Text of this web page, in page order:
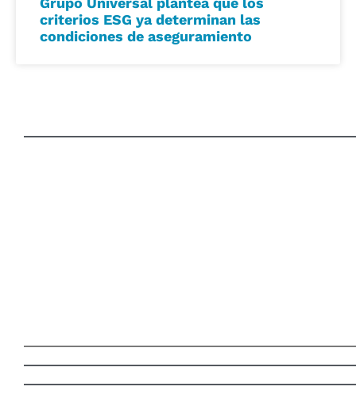
criterios ESG ya determinan las
condiciones de aseguramiento